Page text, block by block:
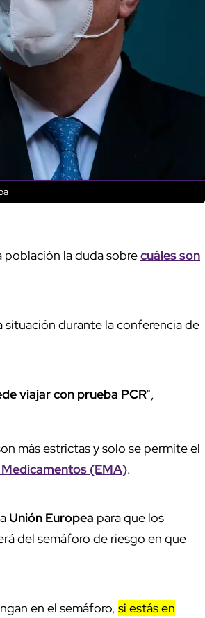
población la duda sobrecuáles son
situación durante la conferencia de
viajar con prueba PCR",
más estrictas y solo se permite el
(EMA).
Unión Europea para que los
del semáforo de riesgo en que
en el semáforo, si estás en